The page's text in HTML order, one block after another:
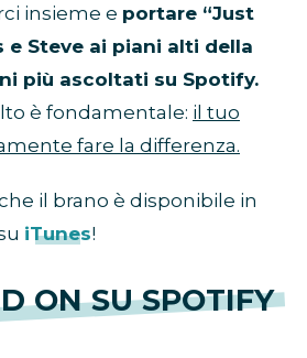
insieme e portare “Just
e Steve ai piani alti della
più ascoltati su Spotify.
è fondamentale: il tuo
fare la differenza.
il brano è disponibile in
iTunes!
ON SU SPOTIFY